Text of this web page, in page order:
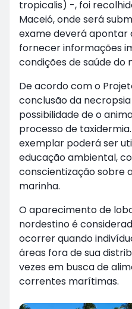
tropicalis) -, foi
Maceió, onde será
exame deverá apontar
fornecer informações
condições de saúde do
De acordo com o
conclusão da
possibilidade de o
processo de
exemplar poderá ser
educação ambiental,
conscientização sobre
marinha.
O aparecimento de
nordestino é
ocorrer quando
áreas fora de sua
vezes em busca de
correntes marítimas.